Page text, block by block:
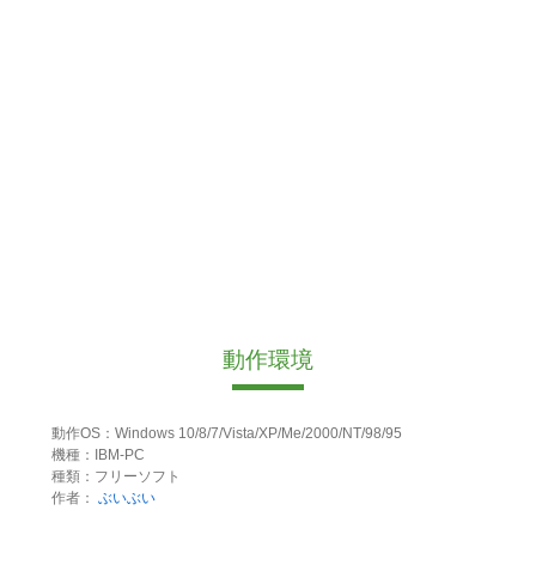
動作環境
動作OS：Windows 10/8/7/Vista/XP/Me/2000/NT/98/95
機種：IBM-PC
種類：フリーソフト
作者： ぶいぶい